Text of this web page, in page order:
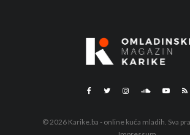
© 2026 Karike.ba - online kuća mladih. Sva